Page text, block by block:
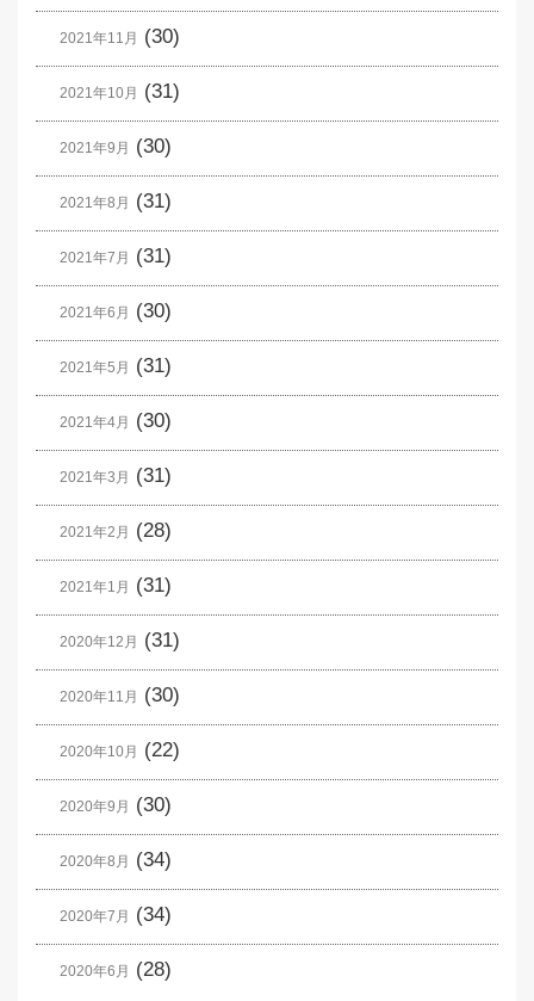
2021年11月 (30)
2021年10月 (31)
2021年9月 (30)
2021年8月 (31)
2021年7月 (31)
2021年6月 (30)
2021年5月 (31)
2021年4月 (30)
2021年3月 (31)
2021年2月 (28)
2021年1月 (31)
2020年12月 (31)
2020年11月 (30)
2020年10月 (22)
2020年9月 (30)
2020年8月 (34)
2020年7月 (34)
2020年6月 (28)